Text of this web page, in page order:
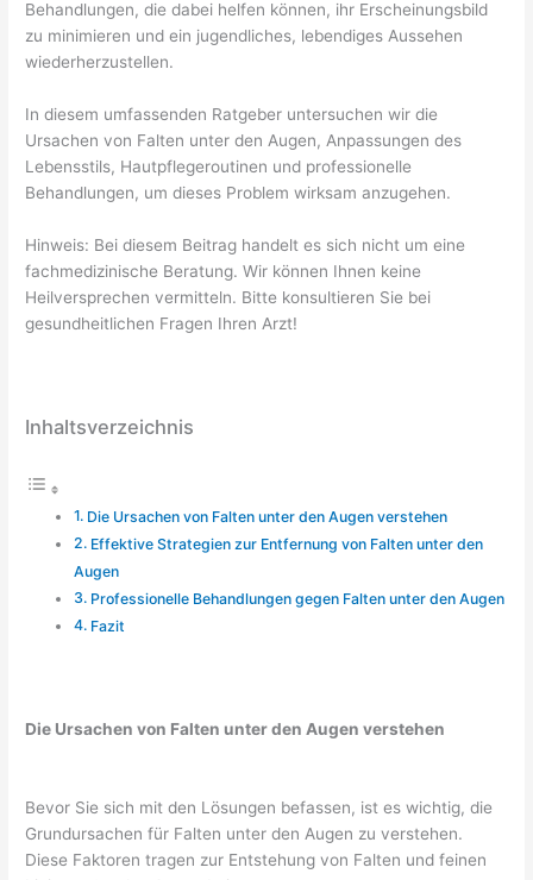
Behandlungen, die dabei helfen können, ihr Erscheinungsbild
zu minimieren und ein jugendliches, lebendiges Aussehen
wiederherzustellen.
In diesem umfassenden Ratgeber untersuchen wir die
Ursachen von Falten unter den Augen, Anpassungen des
Lebensstils, Hautpflegeroutinen und professionelle
Behandlungen, um dieses Problem wirksam anzugehen.
Hinweis: Bei diesem Beitrag handelt es sich nicht um eine
fachmedizinische Beratung. Wir können Ihnen keine
Heilversprechen vermitteln. Bitte konsultieren Sie bei
gesundheitlichen Fragen Ihren Arzt!
Inhaltsverzeichnis
Die Ursachen von Falten unter den Augen verstehen
Effektive Strategien zur Entfernung von Falten unter den
Augen
Professionelle Behandlungen gegen Falten unter den Augen
Fazit
Die Ursachen von Falten unter den Augen verstehen
Bevor Sie sich mit den Lösungen befassen, ist es wichtig, die
Grundursachen für Falten unter den Augen zu verstehen.
Diese Faktoren tragen zur Entstehung von Falten und feinen